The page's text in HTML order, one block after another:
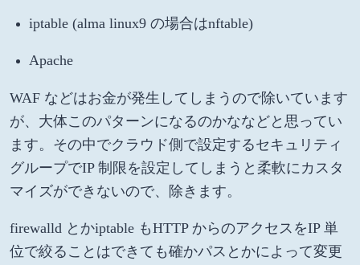
iptable (alma linux9 の場合はnftable)
Apache
WAF などはお金が発生してしまうので除いています
が、大体このパターンになるのかななどと思ってい
ます。その中でクラウド側で設定するセキュリティ
グループでIP 制限を設定してしまうと柔軟にカスタ
マイズができないので、除きます。
firewalld とかiptable もHTTP からのアクセスをIP 単
位で絞ることはできても確かパスとかによって変更